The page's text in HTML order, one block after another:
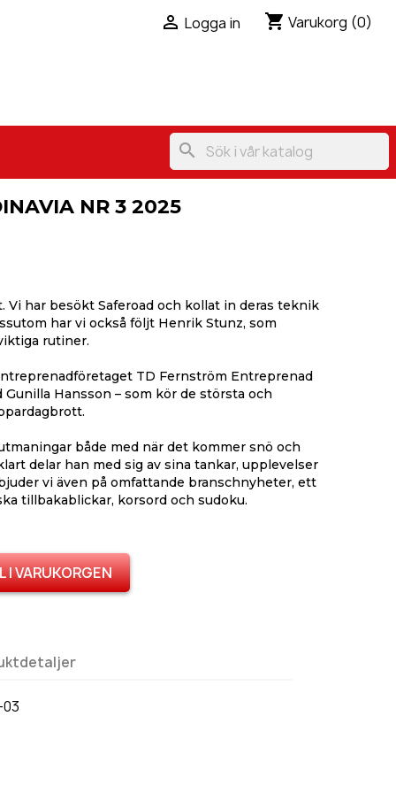
 Logga in shopping_cart Varukorg (0)
search
NR 3 2025
Vi har besökt Saferoad och kollat in deras teknik
har vi också följt Henrik Stunz, som
rutiner.
TD Fernström Entreprenad
Hansson – som kör de största och
både med när det kommer snö och
delar han med sig av sina tankar, upplevelser
vi även på omfattande branschnyheter, ett
tillbakablickar, korsord och sudoku.
I VARUKORGEN